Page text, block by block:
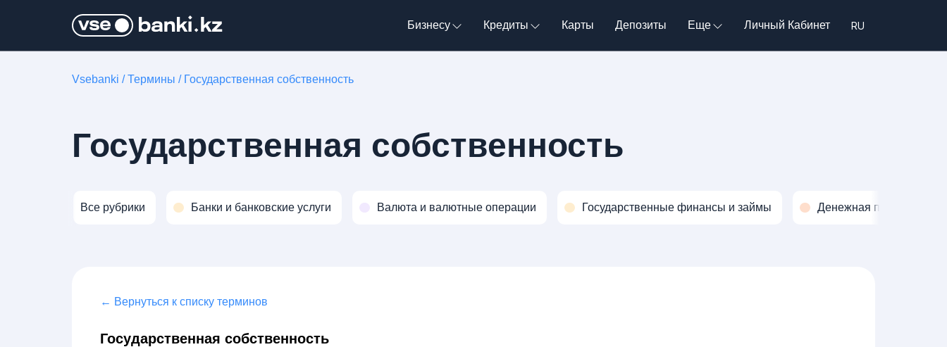
Бизнесу Кредиты Карты Депозиты Еще Личный Кабинет
Vsebanki /Термины / Государственная собственность
Государственная собственность
Все рубрики Банки и банковские услуги Валюта и валютные операции Государственные финансы и займы Денежная политика и
← Вернуться к списку терминов
Государственная собственность